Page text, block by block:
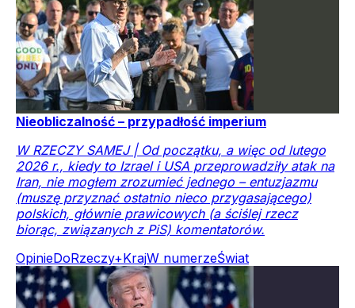
Nieobliczalność – przypadłość imperium
W RZECZY SAMEJ | Od początku, a więc od lutego
2026 r., kiedy to Izrael i USA przeprowadziły atak na
Iran, nie mogłem zrozumieć jednego – entuzjazmu
(muszę przyznać ostatnio nieco przygasającego)
polskich, głównie prawicowych (a ściślej rzecz
biorąc, związanych z PiS) komentatorów.
OpinieDoRzeczy+KrajW numerzeŚwiat